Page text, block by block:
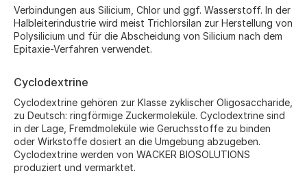
Verbindungen aus Silicium, Chlor und ggf. Wasserstoff. In der
Halbleiterindustrie wird meist Trichlorsilan zur Herstellung von
Polysilicium und für die Abscheidung von Silicium nach dem
Epitaxie-Verfahren verwendet.
Cyclodextrine
Cyclodextrine gehören zur Klasse zyklischer Oligosaccharide,
zu Deutsch: ringförmige Zuckermoleküle. Cyclodextrine sind
in der Lage, Fremdmoleküle wie Geruchsstoffe zu binden
oder Wirkstoffe dosiert an die Umgebung abzugeben.
Cyclodextrine werden von WACKER BIOSOLUTIONS
produziert und vermarktet.